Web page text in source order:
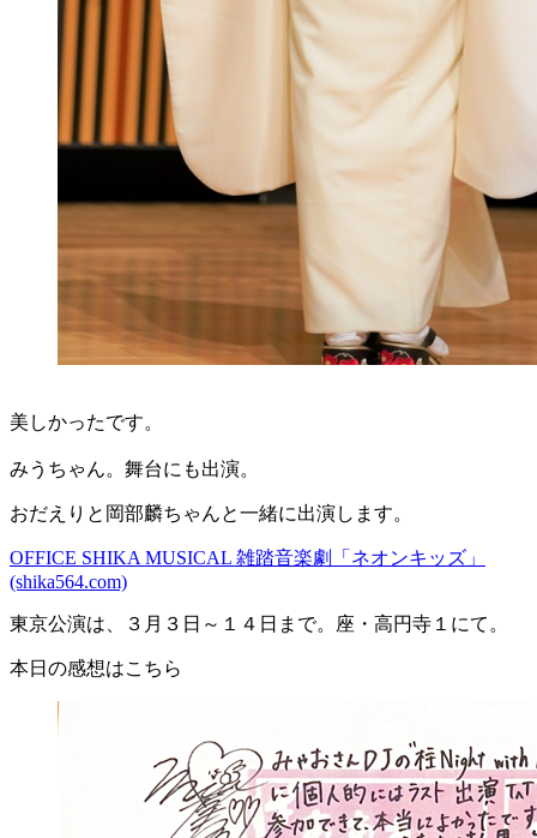
美しかったです。
みうちゃん。舞台にも出演。
おだえりと岡部麟ちゃんと一緒に出演します。
OFFICE SHIKA MUSICAL 雑踏音楽劇「ネオンキッズ」
(shika564.com)
東京公演は、３月３日～１４日まで。座・高円寺１にて。
本日の感想はこちら